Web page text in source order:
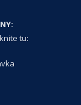
tu: